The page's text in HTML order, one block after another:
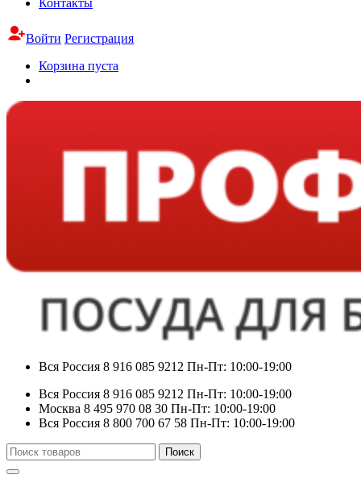
Контакты
Войти Регистрация
Корзина пуста
Вся Россия 8 916 085 9212 Пн-Пт: 10:00-19:00
Вся Россия 8 916 085 9212 Пн-Пт: 10:00-19:00
Москва 8 495 970 08 30 Пн-Пт: 10:00-19:00
Вся Россия 8 800 700 67 58 Пн-Пт: 10:00-19:00
Искать:
Поиск